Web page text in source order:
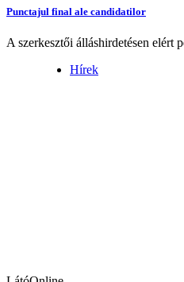
Punctajul final ale candidatilor
A szerkesztői álláshirdetésen elért
Hírek